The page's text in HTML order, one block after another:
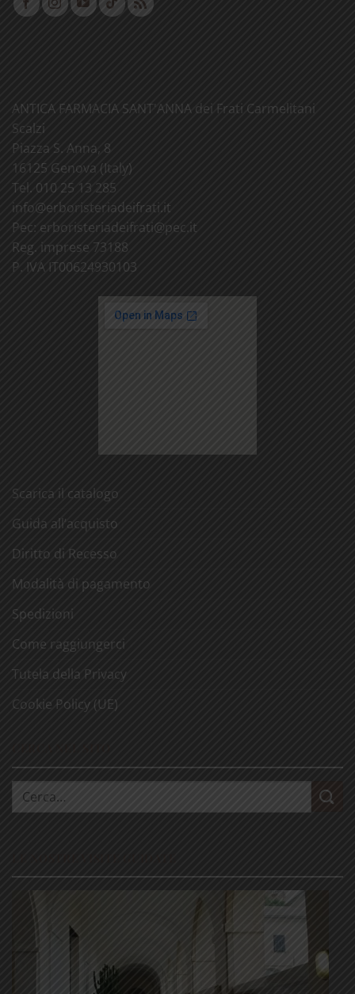
ANTICA FARMACIA SANT'ANNA dei Frati Carmelitani
Scalzi
Piazza S. Anna, 8
16125 Genova (Italy)
Tel. 010 25 13 285
info@erboristeriadeifrati.it
Pec: erboristeriadeifrati@pec.it
Reg. imprese 73188
P. IVA IT00624930103
Scarica il catalogo
Guida all’acquisto
Diritto di Recesso
Modalità di pagamento
Spedizioni
Come raggiungerci
Tutela della Privacy
Cookie Policy (UE)
Cerca: